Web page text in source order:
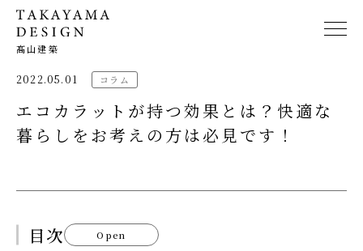
髙山建築
2022.05.01 コラム
エコカラットが持つ効果とは？快適な
暮らしをお考えの方は必見です！
目次 Open